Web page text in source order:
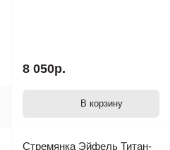
8 050р.
В корзину
Стремянка Эйфель Титан-